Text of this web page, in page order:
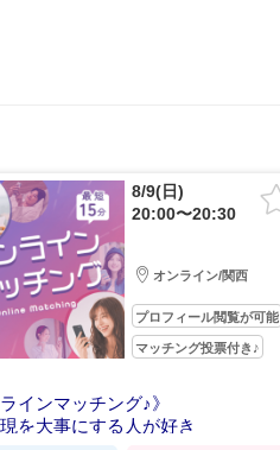
8/9(日)
20:00〜20:30
オンライン/関西
プロフィール閲覧が可能
マッチング投票付き♪
インマッチング♪》
を大事にする人が好き